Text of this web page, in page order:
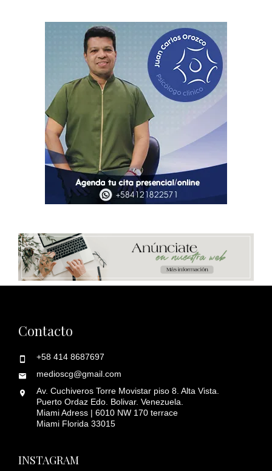
Contacto
+58 414 8687697
medioscg@gmail.com
Av. Cuchiveros Torre Movistar piso 8. Alta Vista.
Puerto Ordaz Edo. Bolivar. Venezuela.
Miami Adress | 6010 NW 170 terrace
Miami Florida 33015
INSTAGRAM